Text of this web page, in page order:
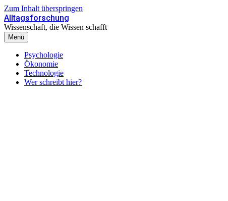
Zum Inhalt überspringen
Alltagsforschung
Wissenschaft, die Wissen schafft
Menü
Psychologie
Ökonomie
Technologie
Wer schreibt hier?